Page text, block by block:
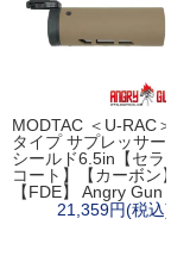
MODTAC ＜U-RAC
タイプ サプレッサー
シールド6.5in【セラ
コート】【カーボン
【FDE】 Angry Gun
21,359円(税込)